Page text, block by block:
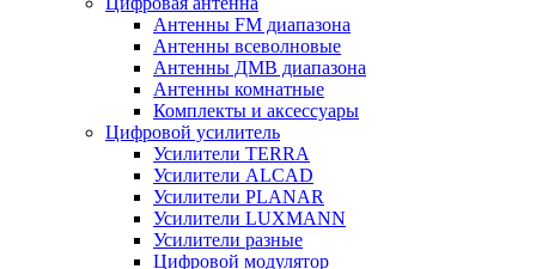
Антенны FM диапазона
Антенны всеволновые
Антенны ДМВ диапазона
Антенны комнатные
Комплекты и аксессуары
Цифровой усилитель
Усилители TERRA
Усилители ALCAD
Усилители PLANAR
Усилители LUXMANN
Усилители разные
Цифровой модулятор